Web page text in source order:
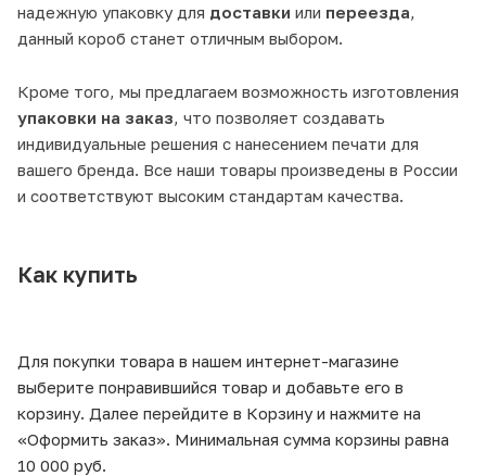
надежную упаковку для доставки или переезда
данный короб станет отличным выбором.
Кроме того, мы предлагаем возможность изготовления
упаковки на заказ , что позволяет создавать
индивидуальные решения с нанесением печати для
вашего бренда. Все наши товары произведены в России
и соответствуют высоким стандартам качества.
Как купить
Для покупки товара в нашем интернет-магазине
выберите понравившийся товар и добавьте его в
корзину. Далее перейдите в Корзину и нажмите на
«Оформить заказ». Минимальная сумма корзины равна
10 000 руб.